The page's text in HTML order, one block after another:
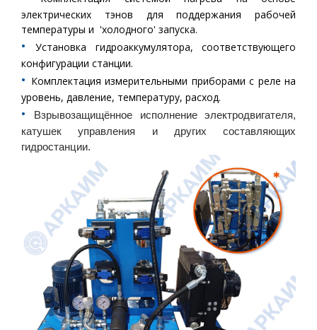
электрических тэнов для поддержания рабочей
температуры и 'холодного' запуска.
•︎
Установка гидроаккумулятора, соответствующего
конфигурации станции.
•︎ Комплектация измерительными приборами с реле на
уровень, давление, температуру, расход.
•︎
Взрывозащищённое исполнение электродвигателя,
катушек управления и других составляющих
гидростанции.